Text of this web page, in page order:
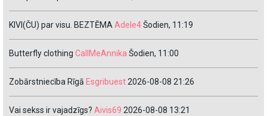
KIVI(ČU) par visu. BEZTĒMAAdele4Šodien, 11:19
Butterfly clothing CallMeAnnika Šodien, 11:00
Zobārstniecība Rīgā Esgribuest2026-08-08 21:26
Vai sekss ir vajadzīgs? Aivis69 2026-08-08 13:21